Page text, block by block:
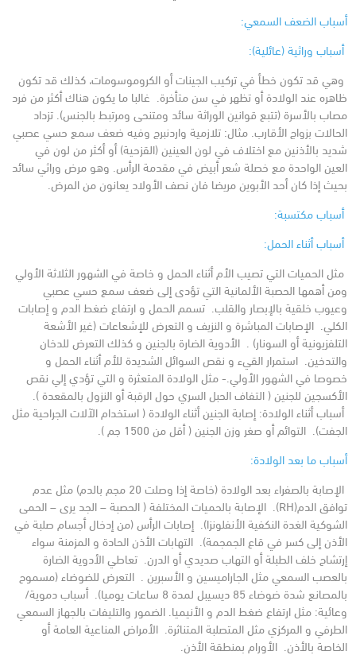
أسباب الضعف السمعي:
أسباب وراثية (عائلية):
وهي قد تكون خطأ في تركيب الجينات أو الكروموسومات، كذلك قد تكون
ظاهره عند الولادة أو تظهر في سن متأخرة. غالبا ما يكون هناك أكثر من فرد
مصاب بالأسرة (تتبع قوانين الوراثة سائد ومتنحى ومرتبط بالجنس). تزداد
الحالات بزواج الأقارب. مثال: تلازمية واردنبرج وفيه ضعف سمع حسي عصبي
شديد بالأذنين مع اختلاف في لون العينين (القزحية) أو أكثر من لون في
العين الواحدة مع خصلة شعر أبيض في مقدمة الرأس. وهو مرض وراثي سائد
بحيث إذا كان أحد الأبوين مريضا فان نصف الأولاد يعانون من المرض.
أسباب مكتسبة:
أسباب أثناء الحمل:
مثل الحميات التي تصيب الأم أثناء الحمل و خاصة في الشهور الثلاثة الأولي
ومن أهمها الحصبة الألمانية التي تؤدى إلى ضعف سمع حسي عصبي
وعيوب خلقية بالإبصار والقلب. تسمم الحمل و ارتفاع ضغط الدم و إصابات
الكلي. الإصابات المباشرة و النزيف و التعرض للإشعاعات (غير الأشعة
التلفزيونية أو السونار) .
الأدوية الضارة بالجنين و كذلك التعرض للدخان
والتدخين. استمرار القيء و نقص السوائل الشديدة للأم أثناء الحمل و
خصوصا في الشهور الأولي.- مثل الولادة المتعثرة و التي تؤدي إلي نقص
الأكسجين للجنين ( التفاف الحبل السري حول الرقبة أو النزول بالمقعدة ).
أسباب أثناء الولادة: إصابة الجنين أثناء الولادة ( استخدام الآلات الجراحية مثل
الجفت). التوائم أو صغر وزن الجنين ( أقل من 1500 جم ).
أسباب ما بعد الولادة:
الإصابة بالصفراء بعد الولادة (خاصة إذا وصلت 20 مجم بالدم) مثل عدم
توافق الدم(RH).
الإصابة بالحميات المختلفة ( الحصبة – الجد يرى – الحمى
الشوكية الغدة النكفية الأنفلونزا). إصابات الرأس (من إدخال أجسام صلبة في
الأذن إلى كسر في قاع الجمجمة). التهابات الأذن الحادة و المزمنة سواء
إرتشاح خلف الطبلة أو التهاب صديدي أو الدرن. تعاطي الأدوية الضارة
بالعصب السمعي مثل الجاراميسين و الأسبرين .
التعرض للضوضاء (مسموح
بالمصانع شدة ضوضاء 85 ديسيبل لمدة 8 ساعات يوميا).
أسباب دموية/
وعائية: مثل ارتفاع ضغط الدم و الأنيميا. الضمور والتليفات بالجهاز السمعي
الطرفي و المركزي مثل المتصلبة المتناثرة. الأمراض المناعية العامة أو
الخاصة بالأذن. الأورام بمنطقة الأذن.